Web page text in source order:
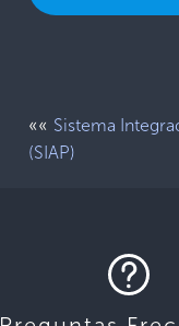
«« Sistema
(SIAP)